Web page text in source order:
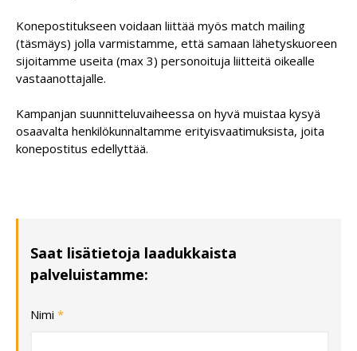
Konepostitukseen voidaan liittää myös match mailing
(täsmäys) jolla varmistamme, että samaan lähetyskuoreen
sijoitamme useita (max 3) personoituja liitteitä oikealle
vastaanottajalle.
Kampanjan suunnitteluvaiheessa on hyvä muistaa kysyä
osaavalta henkilökunnaltamme erityisvaatimuksista, joita
konepostitus edellyttää.
Saat lisätietoja laadukkaista
palveluistamme:
Nimi *